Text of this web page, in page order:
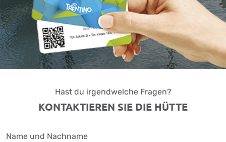
Hast du irgendwelche Fragen?
KONTAKTIEREN SIE DIE HÜTTE